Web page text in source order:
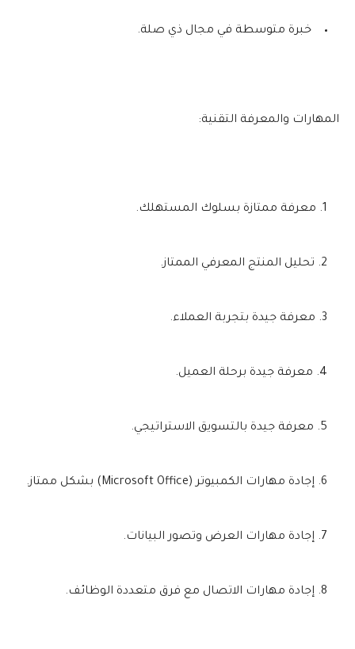
خبرة متوسطة في مجال ذي صلة.
المهارات والمعرفة التقنية:
معرفة ممتازة بسلوك المستهلك.
تحليل المنتج المعرفي الممتاز.
معرفة جيدة بتجربة العملاء.
معرفة جيدة برحلة العميل.
معرفة جيدة بالتسويق الاستراتيجي.
إجادة مهارات الكمبيوتر (Microsoft Office) بشكل ممتاز.
إجادة مهارات العرض وتصور البيانات.
إجادة مهارات الاتصال مع فرق متعددة الوظائف.